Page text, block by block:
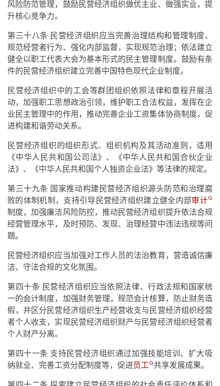
风险防范管理，鼓励民营经济组织做优主业、做强实业，提
升核心竞争力。
第三十八条 民营经济组织应当完善治理结构和管理制度、
规范经营者行为、强化内部监督，实现规范治理；依法建立
健全以职工代表大会为基本形式的民主管理制度。鼓励有条
件的民营经济组织建立完善中国特色现代企业制度。
民营经济组织中的工会等群团组织依照法律和章程开展活
动，加强职工思想政治引领，维护职工合法权益，发挥在企
业民主管理中的作用，推动完善企业工资集体协商制度，促
进构建和谐劳动关系。
民营经济组织的组织形式、组织机构及其活动准则，适用
《中华人民共和国公司法》、《中华人民共和国合伙企业
法》、《中华人民共和国个人独资企业法》等法律的规定。
第三十九条 国家推动构建民营经济组织源头防范和治理腐
败的体制机制，支持引导民营经济组织建立健全内部审计
制度，加强廉洁风险防控，推动民营经济组织提升依法合规
经营管理水平，及时预防、发现、治理经营中违法违规等问
题。
民营经济组织应当加强对工作人员的法治教育，营造诚信廉
洁、守法合规的文化氛围。
第四十条 民营经济组织应当依照法律、行政法规和国家统
一的会计制度，加强财务管理，规范会计核算，防止财务造
假，并区分民营经济组织生产经营收支与民营经济组织经营
者个人收支，实现民营经济组织财产与民营经济组织经营者
个人财产分离。
第四十一条 支持民营经济组织通过加强技能培训、扩大吸
纳就业、完善工资分配制度等，促进员工 共享发展成果。